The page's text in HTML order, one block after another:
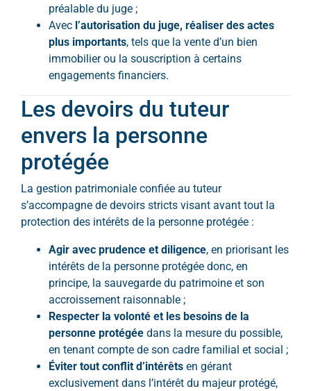
préalable du juge ;
Avec l’autorisation du juge, réaliser des actes
plus importants, tels que la vente d’un bien
immobilier ou la souscription à certains
engagements financiers.
Les devoirs du tuteur
envers la personne
protégée
La gestion patrimoniale confiée au tuteur
s’accompagne de devoirs stricts visant avant tout la
protection des intérêts de la personne protégée :
Agir avec prudence et diligence, en priorisant les
intérêts de la personne protégée donc, en
principe, la sauvegarde du patrimoine et son
accroissement raisonnable ;
Respecter la volonté et les besoins de la
personne protégée dans la mesure du possible,
en tenant compte de son cadre familial et social ;
Éviter tout conflit d’intérêts en gérant
exclusivement dans l’intérêt du majeur protégé,